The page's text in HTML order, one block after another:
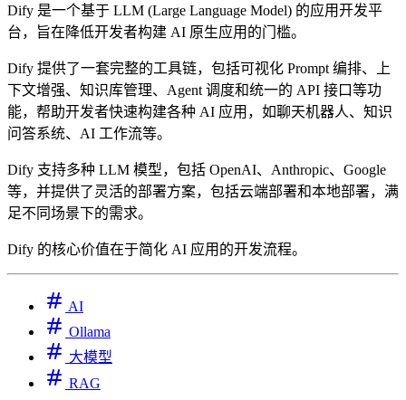
Dify 是一个基于 LLM (Large Language Model) 的应用开发平
台，旨在降低开发者构建 AI 原生应用的门槛。
Dify 提供了一套完整的工具链，包括可视化 Prompt 编排、上
下文增强、知识库管理、Agent 调度和统一的 API 接口等功
能，帮助开发者快速构建各种 AI 应用，如聊天机器人、知识
问答系统、AI 工作流等。
Dify 支持多种 LLM 模型，包括 OpenAI、Anthropic、Google
等，并提供了灵活的部署方案，包括云端部署和本地部署，满
足不同场景下的需求。
Dify 的核心价值在于简化 AI 应用的开发流程。
AI
Ollama
大模型
RAG